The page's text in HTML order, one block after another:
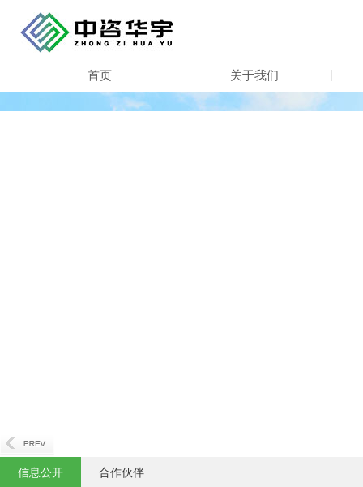
首页 关于我们
信息公开 合作伙伴